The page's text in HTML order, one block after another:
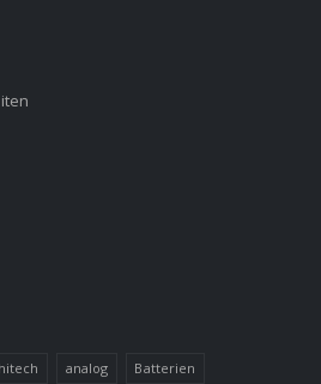
analog Batterien